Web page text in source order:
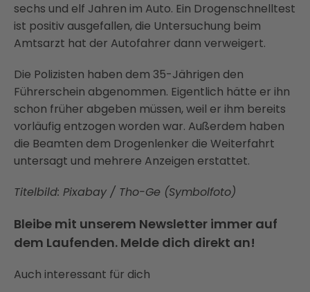
sechs und elf Jahren im Auto. Ein Drogenschnelltest
ist positiv ausgefallen, die Untersuchung beim
Amtsarzt hat der Autofahrer dann verweigert.
Die Polizisten haben dem 35-Jährigen den
Führerschein abgenommen. Eigentlich hätte er ihn
schon früher abgeben müssen, weil er ihm bereits
vorläufig entzogen worden war. Außerdem haben
die Beamten dem Drogenlenker die Weiterfahrt
untersagt und mehrere Anzeigen erstattet.
Titelbild: Pixabay / Tho-Ge (Symbolfoto)
Bleibe mit unserem Newsletter immer auf
dem Laufenden. Melde dich direkt an!
Auch interessant für dich